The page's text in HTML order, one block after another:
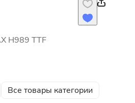
H989 TTF
Все товары категории